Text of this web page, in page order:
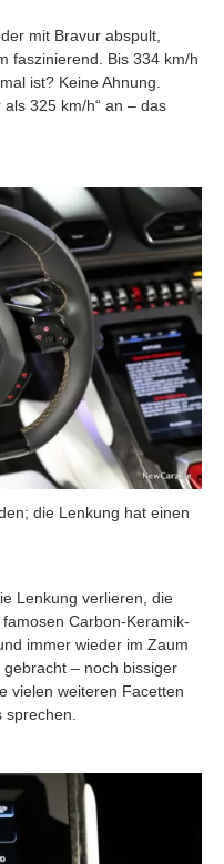
mit Bravur abspult,
faszinierend. Bis 334 km/h
ist? Keine Ahnung.
325 km/h“ an – das
die Lenkung hat einen
Lenkung verlieren, die
Carbon-Keramik-
immer wieder im Zaum
– noch bissiger
vielen weiteren Facetten